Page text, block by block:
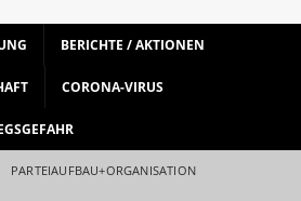
BERICHTE / AKTIONEN
CORONA-VIRUS
PARTEIAUFBAU+ORGANISATION